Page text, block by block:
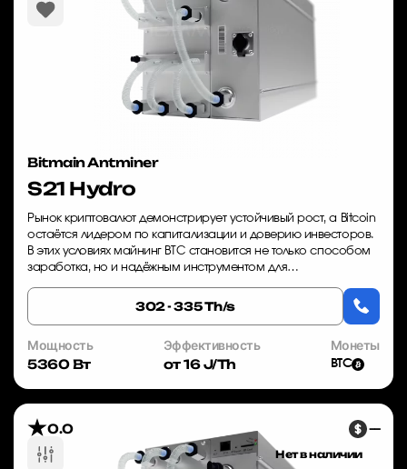
Bitmain Antminer
S21 Hydro
Рынок криптовалют демонстрирует устойчивый рост, а Bitcoin
остаётся лидером по капитализации и доверию инвесторов.
В этих условиях майнинг BTC становится не только способом
заработка, но и надёжным инструментом для
302 - 335 Th/s
Мощность
5360 Вт
Эффективность
от 16 J/Th
Монеты
BTC
—
Нет в наличии
0.0